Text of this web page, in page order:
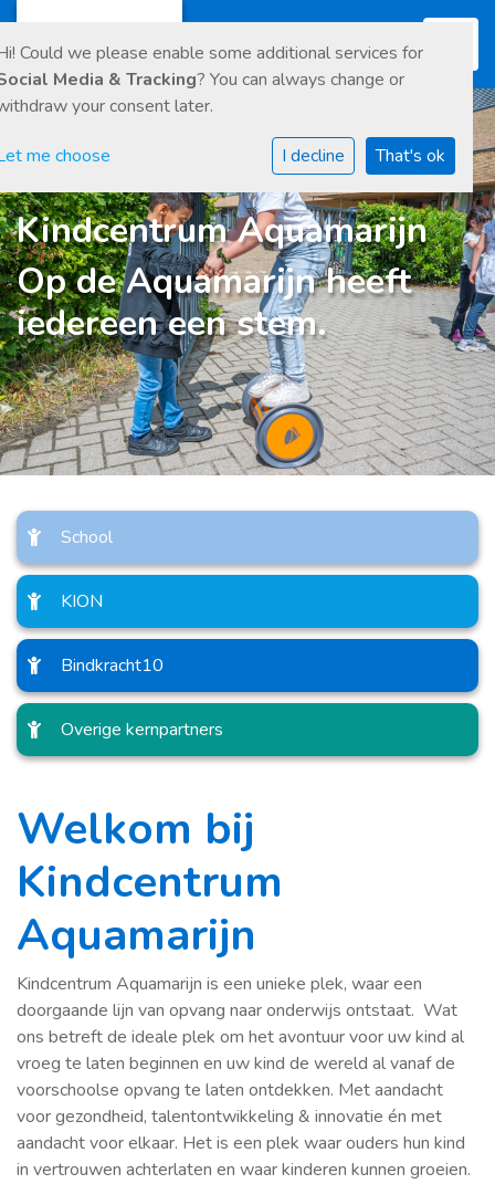
Kindcentrum Aquamarijn
Op de Aquamarijn heeft
iedereen een stem.
School
KION
Bindkracht10
Overige kernpartners
Welkom bij
Kindcentrum
Aquamarijn
Kindcentrum Aquamarijn is een unieke plek, waar een
doorgaande lijn van opvang naar onderwijs ontstaat. Wat
ons betreft de ideale plek om het avontuur voor uw kind al
vroeg te laten beginnen en uw kind de wereld al vanaf de
voorschoolse opvang te laten ontdekken. Met aandacht
voor gezondheid, talentontwikkeling & innovatie én met
aandacht voor elkaar. Het is een plek waar ouders hun kind
in vertrouwen achterlaten en waar kinderen kunnen groeien.
Could we please enable some additional services for
Media & Tracking? You can always change or
your consent later.
me choose I decline That's ok